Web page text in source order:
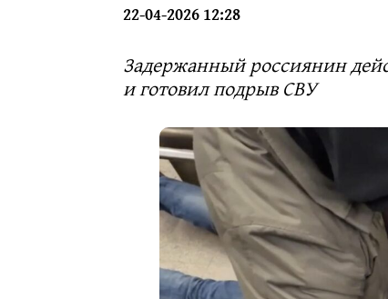
22-04-2026 12:28
Задержанный россиянин
и готовил подрыв СВУ